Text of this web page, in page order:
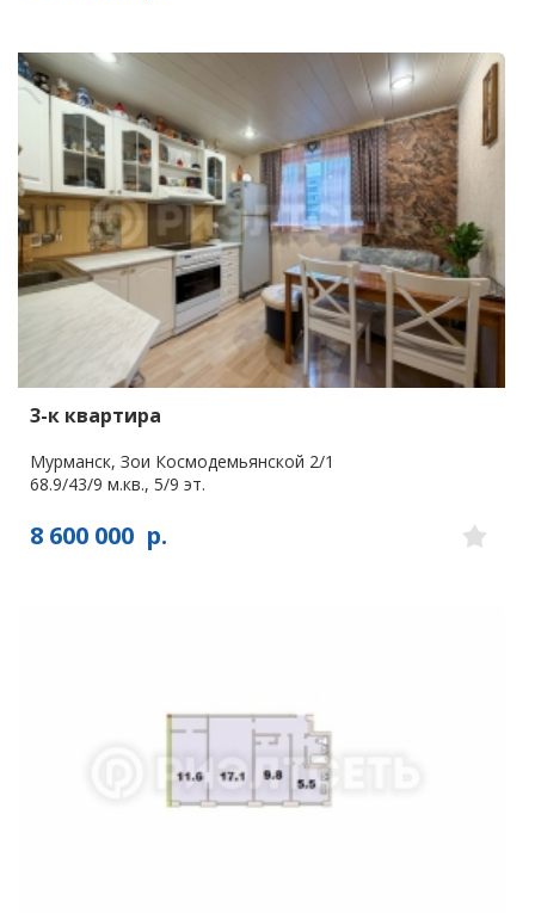
3-к квартира
Мурманск, Зои Космодемьянской 2/1
68.9/43/9 м.кв., 5/9 эт.
8 600 000 р.